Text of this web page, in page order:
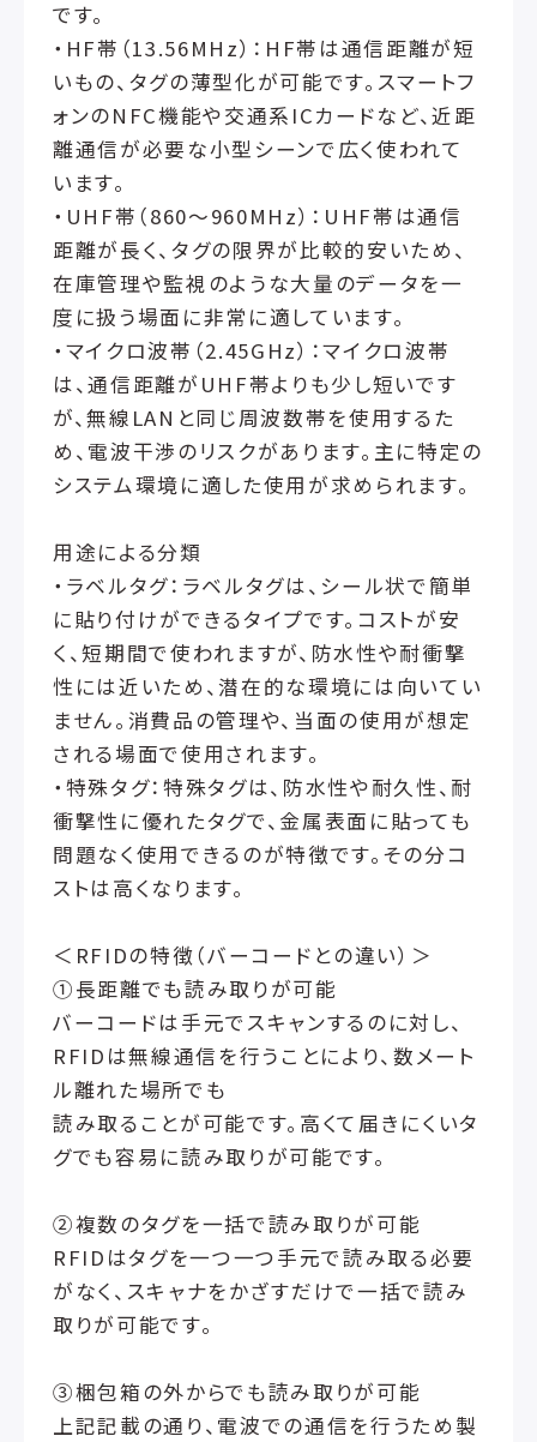
です。
・HF帯（13.56MHz）：HF帯は通信距離が短
いもの、タグの薄型化が可能です。スマートフ
ォンのNFC機能や交通系ICカードなど、近距
離通信が必要な小型シーンで広く使われて
います。
・UHF帯（860～960MHz）：UHF帯は通信
距離が長く、タグの限界が比較的安いため、
在庫管理や監視のような大量のデータを一
度に扱う場面に非常に適しています。
・マイクロ波帯（2.45GHz）：マイクロ波帯
は、通信距離がUHF帯よりも少し短いです
が、無線LANと同じ周波数帯を使用するた
め、電波干渉のリスクがあります。主に特定の
システム環境に適した使用が求められます。
用途による分類
・ラベルタグ：ラベルタグは、シール状で簡単
に貼り付けができるタイプです。コストが安
く、短期間で使われますが、防水性や耐衝撃
性には近いため、潜在的な環境には向いてい
ません。消費品の管理や、当面の使用が想定
される場面で使用されます。
・特殊タグ：特殊タグは、防水性や耐久性、耐
衝撃性に優れたタグで、金属表面に貼っても
問題なく使用できるのが特徴です。その分コ
ストは高くなります。
＜RFIDの特徴（バーコードとの違い）＞
①長距離でも読み取りが可能
バーコードは手元でスキャンするのに対し、
RFIDは無線通信を行うことにより、数メート
ル離れた場所でも
読み取ることが可能です。高くて届きにくいタ
グでも容易に読み取りが可能です。
②複数のタグを一括で読み取りが可能
RFIDはタグを一つ一つ手元で読み取る必要
がなく、スキャナをかざすだけで一括で読み
取りが可能です。
③梱包箱の外からでも読み取りが可能
上記記載の通り、電波での通信を行うため製